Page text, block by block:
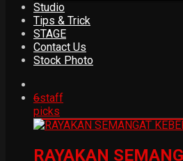
Studio
Tips & Trick
STAGE
Contact Us
Stock Photo
6staff
picks
RAYAKAN